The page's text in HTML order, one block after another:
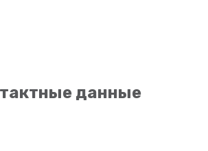
данные